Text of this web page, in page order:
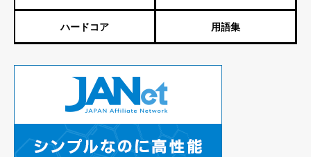
ハードコア 用語集